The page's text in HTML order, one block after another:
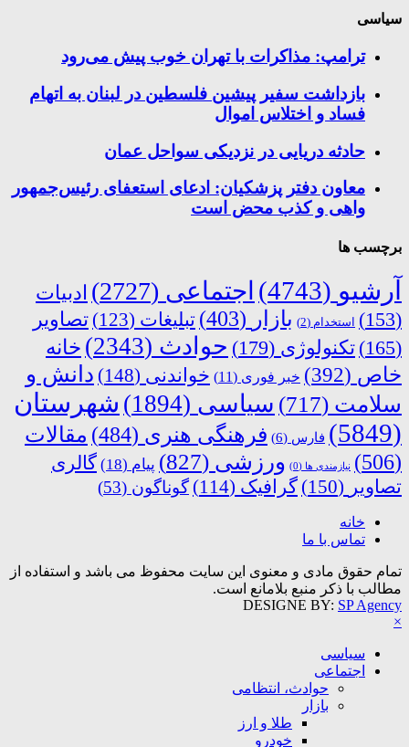
سیاسی
ترامپ: مذاکرات با تهران خوب پیش می‌رود
بازداشت سفیر پیشین فلسطین در لبنان به اتهام
فساد و اختلاس اموال
حادثه دریایی در نزدیکی سواحل عمان
معاون دفتر پزشکیان: ادعای استعفای رئیس‌جمهور
واهی و کذب محض است
برچسب ها
آرشیو (4743) اجتماعی (2727)
ادبیات
(153)
استخدام (2) بازار (403) تبلیغات (123)
تصاویر
(165)
تکنولوژی (179) حوادث (2343)
خانه
خاص (392) خبر فوری (11) خواندنی (148)
دانش و
سلامت (717) سیاسی (1894)
شهرستان
(5849)
فارس (6) فرهنگی هنری (484)
مقالات
(506)
نیازمندی ها (0) ورزشی (827) پیام (18)
گالری
تصاویر (150) گرافیک (114) گوناگون (53)
خانه
تماس با ما
تمام حقوق مادی و معنوی این سایت محفوظ می باشد و استفاده از
مطالب با ذکر منبع بلامانع است.
DESIGNE BY: SP Agency
×
سیاسی
اجتماعی
حوادث، انتظامی
بازار
طلا و ارز
خودرو